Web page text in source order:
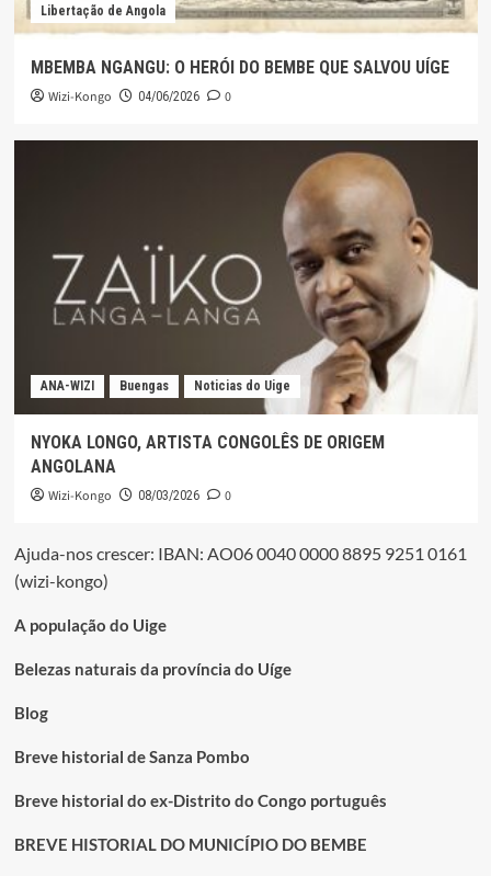
Libertação de Angola
MBEMBA NGANGU: O HERÓI DO BEMBE QUE SALVOU UÍGE
Wizi-Kongo 04/06/2026 0
ANA-WIZI Buengas Noticias do Uige
NYOKA LONGO, ARTISTA CONGOLÊS DE ORIGEM
ANGOLANA
Wizi-Kongo 08/03/2026 0
Ajuda-nos crescer: IBAN: AO06 0040 0000 8895 9251 0161
(wizi-kongo)
A população do Uige
Belezas naturais da província do Uíge
Blog
Breve historial de Sanza Pombo
Breve historial do ex-Distrito do Congo português
BREVE HISTORIAL DO MUNICÍPIO DO BEMBE